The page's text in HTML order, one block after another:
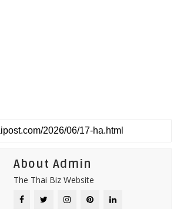
About Admin
The Thai Biz Website